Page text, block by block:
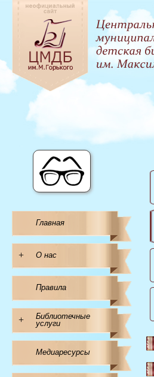
Главная
+ О нас
Правила
+
Библиотечные
услуги
Медиаресурсы